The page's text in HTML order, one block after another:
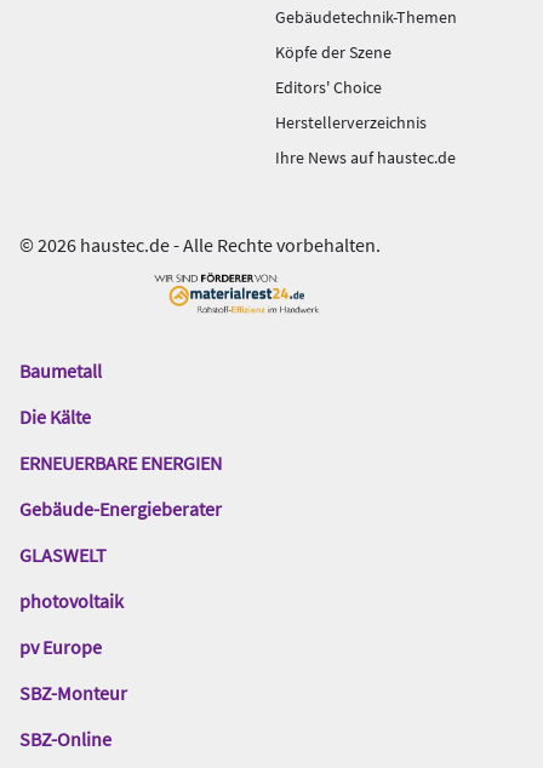
Gebäudetechnik-Themen
Köpfe der Szene
Editors' Choice
Herstellerverzeichnis
Ihre News auf haustec.de
© 2026 haustec.de - Alle Rechte vorbehalten.
Das
Gentner
Baumetall
Die Kälte
ERNEUERBARE ENERGIEN
Gebäude-Energieberater
GLASWELT
photovoltaik
pv Europe
SBZ-Monteur
SBZ-Online